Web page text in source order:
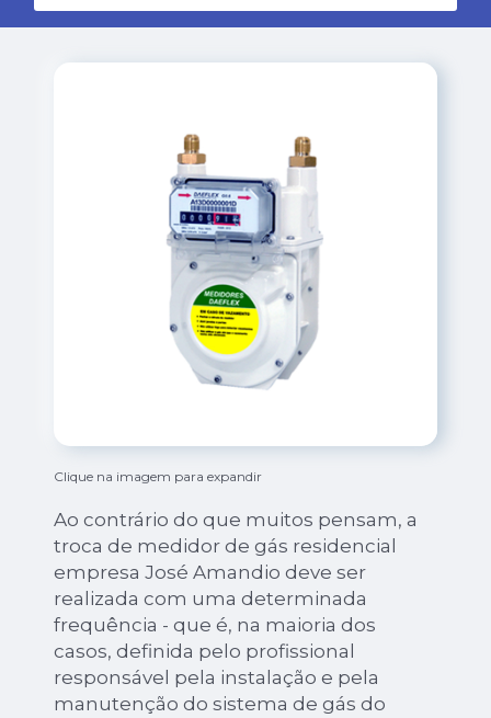
Clique na imagem para expandir
Ao contrário do que muitos pensam, a
troca de medidor de gás residencial
empresa José Amandio deve ser
realizada com uma determinada
frequência - que é, na maioria dos
casos, definida pelo profissional
responsável pela instalação e pela
manutenção do sistema de gás do